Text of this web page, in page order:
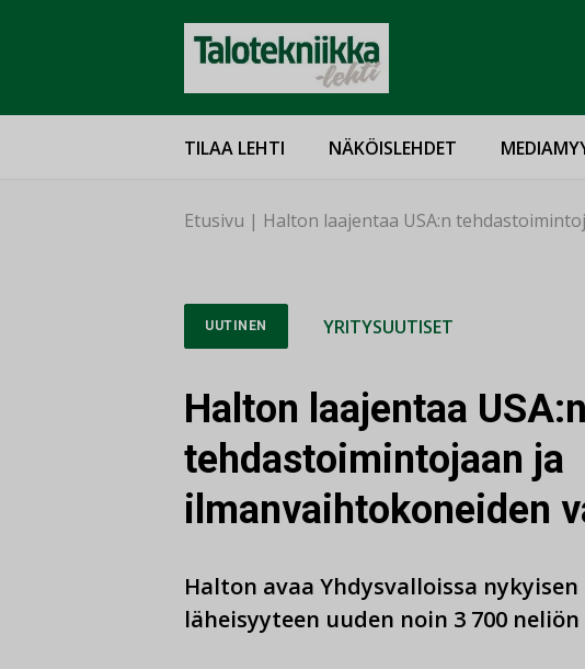
TILAA LEHTI NÄKÖISLEHDET
Etusivu | Halton laajentaa USA:n
UUTINEN YRITYSUUTISET
Halton laajentaa USA:n
tehdastoimintojaan ja
ilmanvaihtokoneiden
Halton avaa Yhdysvalloissa
läheisyyteen uuden noin 3 700